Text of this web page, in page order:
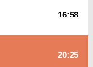
16:58
20:25